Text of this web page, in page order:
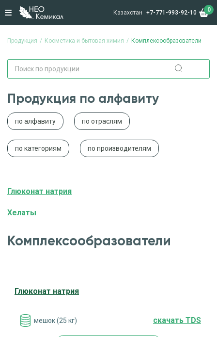
Казахстан +7-771-993-92-10 0
Продукция Косметика и бытовая химия Комплексообразователи
Продукция по алфавиту
по алфавиту по отраслям
по категориям по производителям
Глюконат натрия
Хелаты
Комплексообразователи
Глюконат натрия
мешок (25 кг) cкачать TDS